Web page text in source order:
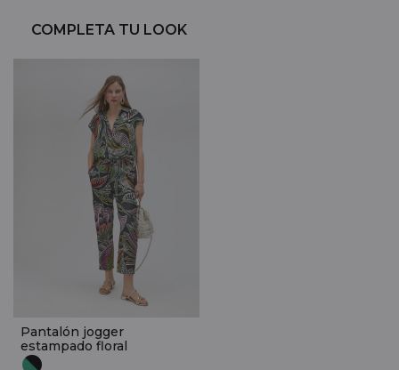
COMPLETA TU LOOK
Pantalón jogger
estampado floral